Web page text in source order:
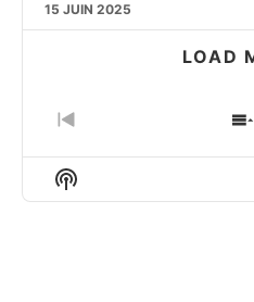
15 JUIN 2025
LOAD
PREVIOUS
EPISODE
Show
Podcast